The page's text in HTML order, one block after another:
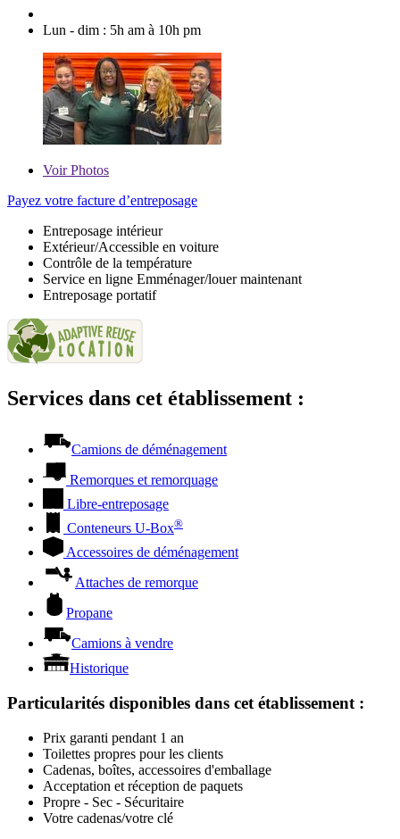
Lun - dim : 5h am à 10h pm
VoirPhotos
Payez votre facture d’entreposage
Entreposage intérieur
Extérieur/Accessible en voiture
Contrôle de la température
Service en ligne Emménager/louer maintenant
Entreposage portatif
Services dans cet établissement :
Camions de déménagement
Remorques et remorquage
Libre-entreposage
Conteneurs U-Box®
Accessoires de déménagement
Attaches de remorque
Propane
Camions à vendre
Historique
Particularités disponibles dans cet établissement :
Prix garanti pendant 1 an
Toilettes propres pour les clients
Cadenas, boîtes, accessoires d'emballage
Acceptation et réception de paquets
Propre - Sec - Sécuritaire
Votre cadenas/votre clé